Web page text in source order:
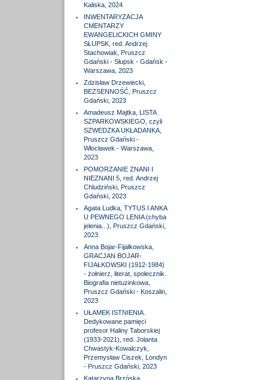
Kaliska, 2024
INWENTARYZACJA
CMENTARZY
EWANGELICKICH GMINY
SŁUPSK, red. Andrzej
Stachowiak, Pruszcz
Gdański - Słupsk - Gdańsk -
Warszawa, 2023
Zdzisław Drzewiecki,
BEZSENNOŚĆ, Pruszcz
Gdański, 2023
Amadeusz Majtka, LISTA
SZPARKOWSKIEGO, czyli
SZWEDZKA UKŁADANKA,
Pruszcz Gdański -
Włocławek - Warszawa,
2023
POMORZANIE ZNANI I
NIEZNANI 5, red. Andrzej
Chludziński, Pruszcz
Gdański, 2023
Agata Ludka, TYTUS I ANKA
U PEWNEGO LENIA (chyba
jelenia...), Pruszcz Gdański,
2023
Anna Bojar-Fijałkowska,
GRACJAN BOJAR-
FIJAŁKOWSKI (1912-1984)
- żołnierz, literat, społecznik.
Biografia nietuzinkowa,
Pruszcz Gdański - Koszalin,
2023
UŁAMEK ISTNIENIA.
Dedykowane pamięci
profesor Haliny Taborskiej
(1933-2021), red. Jolanta
Chwastyk-Kowalczyk,
Przemysław Ciszek, Londyn
- Pruszcz Gdański, 2023
Katarzyna Brzóska,